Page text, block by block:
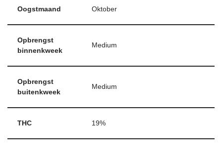
Oogstmaand Oktober
Opbrengst
binnenkweek
Medium
Opbrengst
buitenkweek
Medium
THC 19%